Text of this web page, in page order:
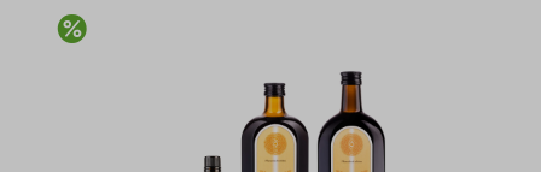
Rabatt